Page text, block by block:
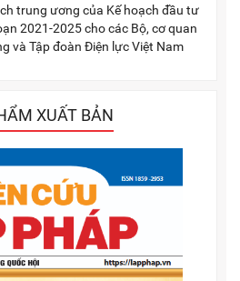
trung ương của Kế hoạch đầu tư
2021-2025 cho các Bộ, cơ quan
và Tập đoàn Điện lực Việt Nam
XUẤT BẢN